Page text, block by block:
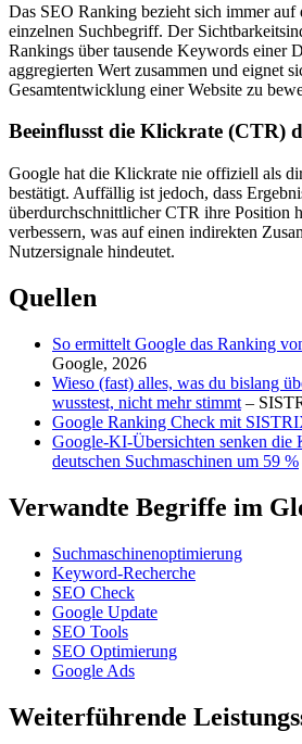
Das SEO Ranking bezieht sich immer auf
einzelnen Suchbegriff. Der
Rankings über tausende Keywords einer
aggregierten Wert zusammen und eignet
Gesamtentwicklung einer Website zu
Beeinflusst die Klickrate (CTR)
Google hat die Klickrate nie offiziell als
bestätigt. Auffällig ist jedoch, dass
überdurchschnittlicher CTR ihre Position
verbessern, was auf einen indirekten
Nutzersignale hindeutet.
Quellen
So ermittelt Google das Ranking
Google, 2026
Wieso (fast) alles, was du bislang
wusstest, nicht mehr stimmt –
Google Ranking Check mit
Google-KI-Übersichten senken die
deutschen Suchmaschinen um 59 %
Verwandte Begriffe im
Suchmaschinenoptimierung
Keyword-Recherche
SEO Check
Google Update
SEO Tools
SEO Optimierung
Google Ads
Weiterführende